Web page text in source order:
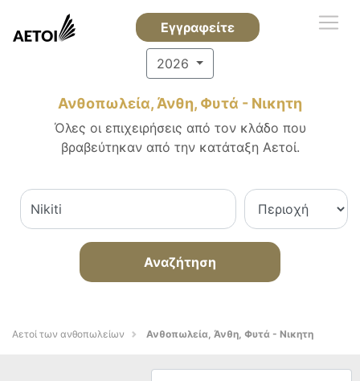
Εγγραφείτε
2026
Ανθοπωλεία, Άνθη, Φυτά - Νικητη
Όλες οι επιχειρήσεις από τον κλάδο που
βραβεύτηκαν από την κατάταξη Αετοί.
Αναζήτηση
Αετοί των ανθοπωλείων Ανθοπωλεία, Άνθη, Φυτά - Νικητη